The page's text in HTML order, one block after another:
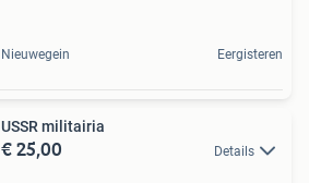
Nieuwegein Eergisteren
USSR militairia
€ 25,00 Details